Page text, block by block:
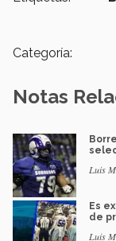
Categoría:
Notas
Luis
Es
de
Luis